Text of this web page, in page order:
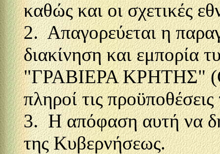
καθώς και οι σχετικές
2. Απαγορεύεται η
διακίνηση και εμπορία
"ΓΡΑΒΙΕΡΑ ΚΡΗΤΗΣ"
πληροί τις
3. Η απόφαση αυτή να
της Κυβερνήσεως.